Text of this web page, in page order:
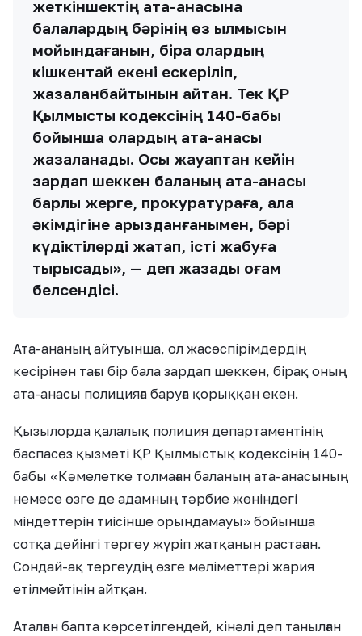
жеткіншектің ата-анасына
балалардың бәрінің өз қылмысын
мойындағанын, бірақ олардың
кішкентай екені ескеріліп,
жазаланбайтынын айтқан. Тек ҚР
Қылмыстық кодексінің 140-бабы
бойынша олардың ата-анасы
жазаланады. Осы жауаптан кейін
зардап шеккен баланың ата-анасы
барлық жерге, прокуратураға, қала
әкімдігіне арызданғанымен, бәрі
күдіктілерді жақтап, істі жабуға
тырысады», — деп жазады қоғам
белсендісі.
Ата-ананың айтуынша, ол жасөспірімдердің
кесірінен тағы бір бала зардап шеккен, бірақ оның
ата-анасы полицияға баруға қорыққан екен.
Қызылорда қалалық полиция департаментінің
баспасөз қызметі ҚР Қылмыстық кодексінің 140-
бабы «Кәмелетке толмаған баланың ата-анасының
немесе өзге де адамның тәрбие жөніндегі
міндеттерін тиісінше орындамауы» бойынша
сотқа дейінгі тергеу жүріп жатқанын растаған.
Сондай-ақ тергеудің өзге мәліметтері жария
етілмейтінін айтқан.
Аталған бапта көрсетілгендей, кінәлі деп танылған